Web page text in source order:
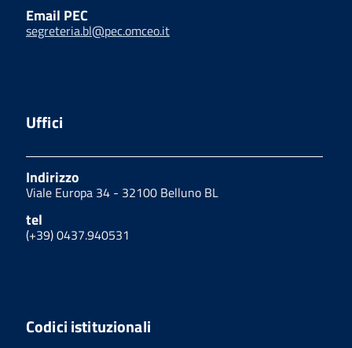
Email PEC
segreteria.bl@pec.omceo.it
Uffici
Indirizzo
Viale Europa 34 - 32100 Belluno BL
tel
(+39) 0437.940531
Codici istituzionali